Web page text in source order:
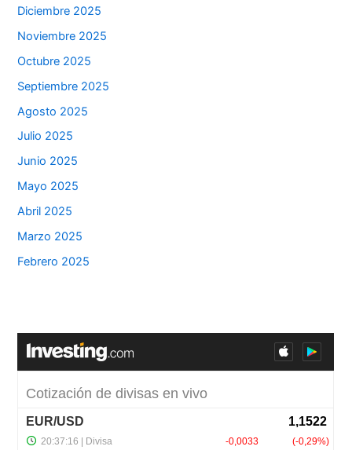
Diciembre 2025
Noviembre 2025
Octubre 2025
Septiembre 2025
Agosto 2025
Julio 2025
Junio 2025
Mayo 2025
Abril 2025
Marzo 2025
Febrero 2025